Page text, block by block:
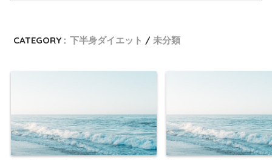
CATEGORY : 下半身ダイエット 未分類